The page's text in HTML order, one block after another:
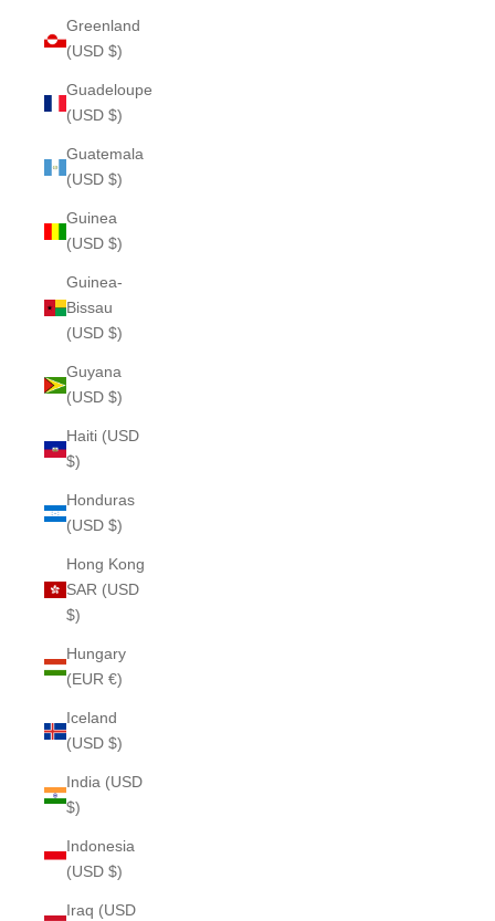
Greenland
(USD $)
Guadeloupe
(USD $)
Guatemala
(USD $)
Guinea
(USD $)
Guinea-
Bissau
(USD $)
Guyana
(USD $)
Haiti (USD
$)
Honduras
(USD $)
Hong Kong
SAR (USD
$)
Hungary
(EUR €)
Iceland
(USD $)
India (USD
$)
Indonesia
(USD $)
Iraq (USD